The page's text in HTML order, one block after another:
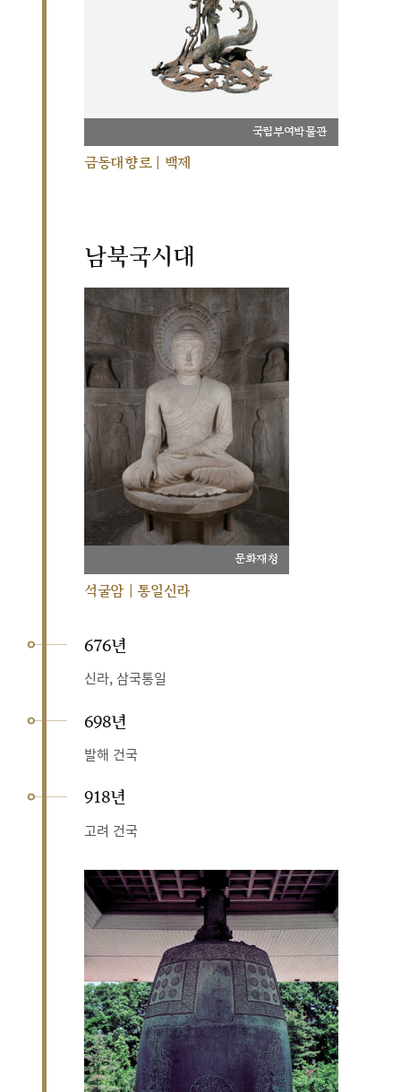
국립부여박물관
금동대향로 | 백제
남북국시대
문화재청
석굴암 | 통일신라
676년
신라, 삼국통일
698년
발해 건국
918년
고려 건국